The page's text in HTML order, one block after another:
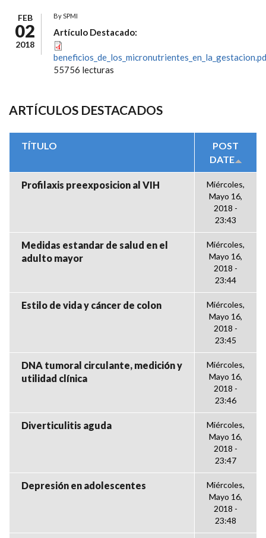
FEB
02
2018
BySPMI
Artículo Destacado:
55756 lecturas
ARTÍCULOS DESTACADOS
TÍTULO
POST
DATE
Profilaxis preexposicion al VIH
Miércoles,
Mayo 16,
2018 -
23:43
Medidas estandar de salud en el
adulto mayor
Miércoles,
Mayo 16,
2018 -
23:44
Estilo de vida y cáncer de colon
Miércoles,
Mayo 16,
2018 -
23:45
DNA tumoral circulante, medición y
utilidad clínica
Miércoles,
Mayo 16,
2018 -
23:46
Diverticulitis aguda
Miércoles,
Mayo 16,
2018 -
23:47
Depresión en adolescentes
Miércoles,
Mayo 16,
2018 -
23:48